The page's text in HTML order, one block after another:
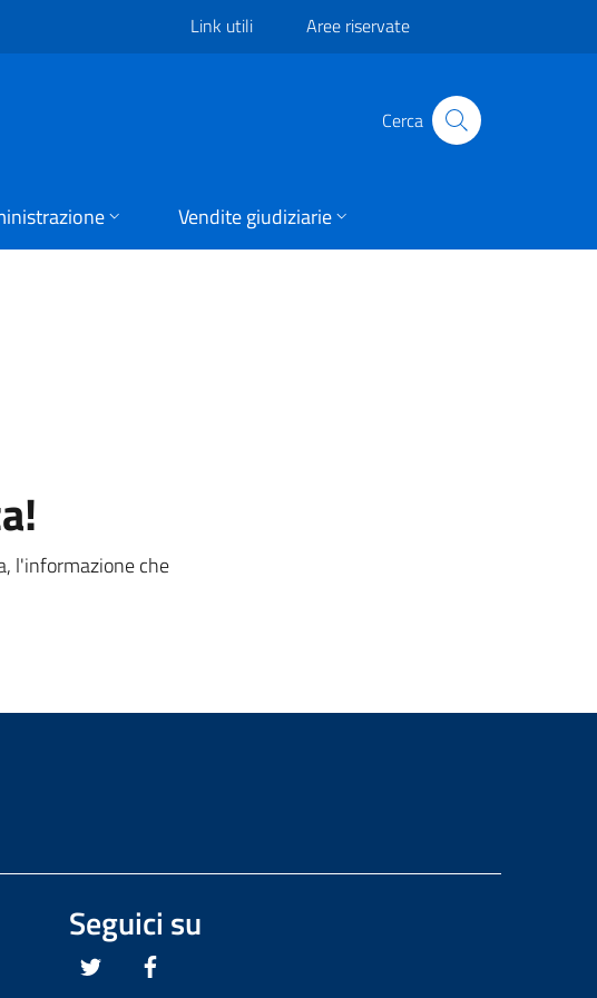
Link utili Aree riservate
Cerca
Vendite giudiziarie
l'informazione che
Seguici su
Twitter